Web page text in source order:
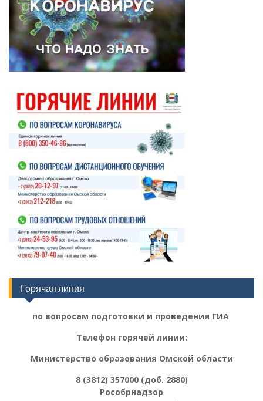
Горячая линия
по вопросам подготовки и проведения ГИА
Телефон горячей линии:
Министерство образования Омской области
8 (3812) 357000 (доб. 2880)
Рособрнадзор